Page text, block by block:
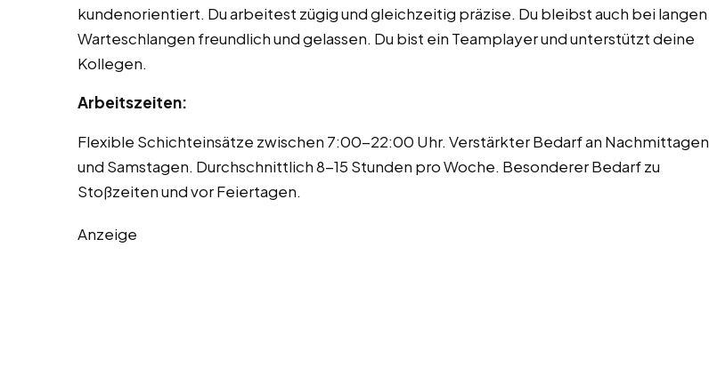
kundenorientiert. Du arbeitest zügig und gleichzeitig präzise. Du bleibst auch bei langen
Warteschlangen freundlich und gelassen. Du bist ein Teamplayer und unterstützt deine
Kollegen.
Arbeitszeiten:
Flexible Schichteinsätze zwischen 7:00-22:00 Uhr. Verstärkter Bedarf an Nachmittagen
und Samstagen. Durchschnittlich 8-15 Stunden pro Woche. Besonderer Bedarf zu
Stoßzeiten und vor Feiertagen.
Anzeige